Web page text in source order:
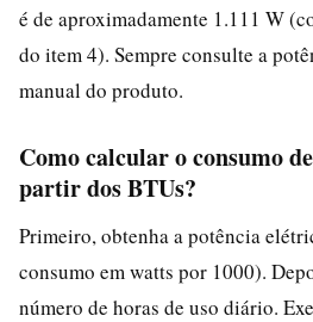
é de aproximadamente 1.111 W
do item 4). Sempre consulte a
manual do produto.
Como calcular o consumo
partir dos BTUs?
Primeiro, obtenha a potência
consumo em watts por 1000).
número de horas de uso diário.